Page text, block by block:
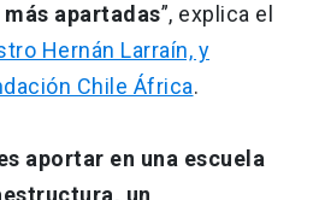
apartadas”, explica el
Hernán Larraín, y
Chile África.
aportar en una escuela